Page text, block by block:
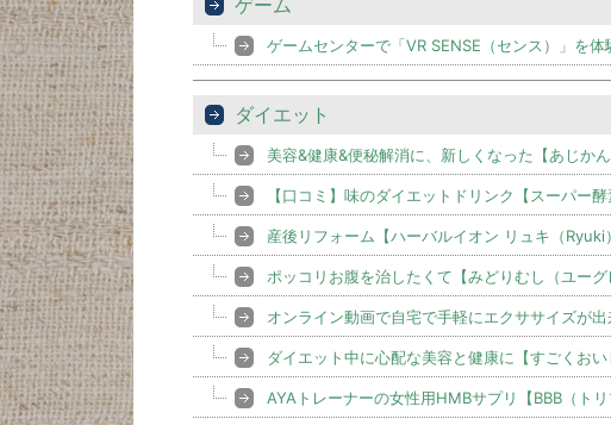
ゲーム
ゲームセンターで「VR SENSE（センス）」を体
ダイエット
美容&健康&便秘解消に、新しくなった【あじか
【口コミ】味のダイエットドリンク【スーパー
産後リフォーム【ハーバルイオン リュキ（
ポッコリお腹を治したくて【みどりむし（ユー
オンライン動画で自宅で手軽にエクササイズが
ダイエット中に心配な美容と健康に【すごくお
AYAトレーナーの女性用HMBサプリ【BBB（ト